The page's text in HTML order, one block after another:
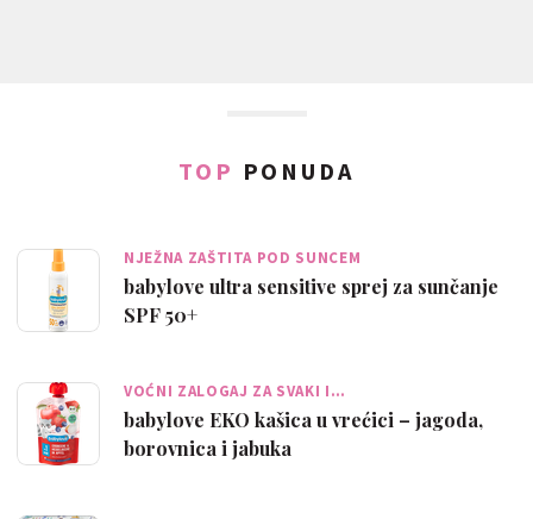
TOP PONUDA
NJEŽNA ZAŠTITA POD SUNCEM
babylove ultra sensitive sprej za sunčanje
SPF 50+
VOĆNI ZALOGAJ ZA SVAKI I…
babylove EKO kašica u vrećici – jagoda,
borovnica i jabuka